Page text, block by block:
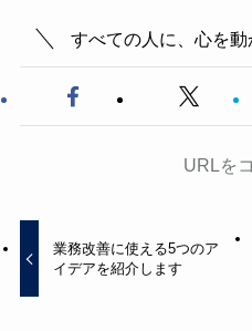
すべての人に、心を動
URLを
業務改善に使える5つのア
イデアを紹介します